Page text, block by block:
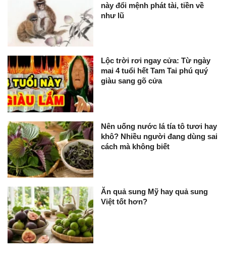
này đổi mệnh phát tài, tiền về
như lũ
Lộc trời rơi ngay cửa: Từ ngày
mai 4 tuổi hết Tam Tai phú quý
giàu sang gõ cửa
Nên uống nước lá tía tô tươi hay
khô? Nhiều người đang dùng sai
cách mà không biết
Ăn quả sung Mỹ hay quả sung
Việt tốt hơn?